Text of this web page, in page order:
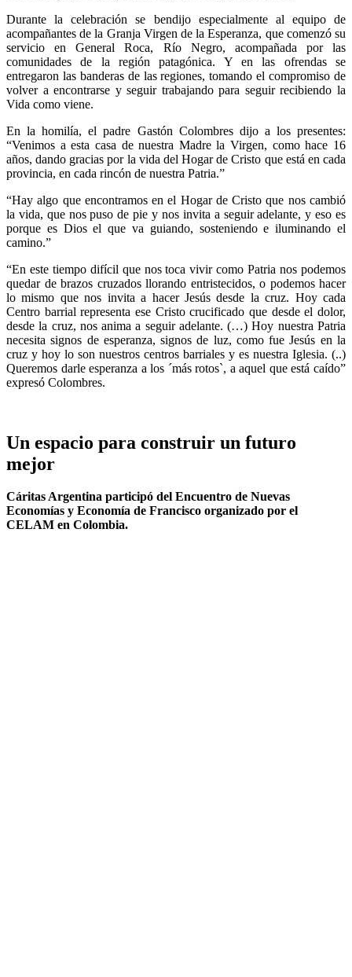
Durante la celebración se bendijo especialmente al equipo de
acompañantes de la Granja Virgen de la Esperanza, que comenzó su
servicio en General Roca, Río Negro, acompañada por las
comunidades de la región patagónica. Y en las ofrendas se
entregaron las banderas de las regiones, tomando el compromiso de
volver a encontrarse y seguir trabajando para seguir recibiendo la
Vida como viene.
En la homilía, el padre Gastón Colombres dijo a los presentes:
“Venimos a esta casa de nuestra Madre la Virgen, como hace 16
años, dando gracias por la vida del Hogar de Cristo que está en cada
provincia, en cada rincón de nuestra Patria.”
“Hay algo que encontramos en el Hogar de Cristo que nos cambió
la vida, que nos puso de pie y nos invita a seguir adelante, y eso es
porque es Dios el que va guiando, sosteniendo e iluminando el
camino.”
“En este tiempo difícil que nos toca vivir como Patria nos podemos
quedar de brazos cruzados llorando entristecidos, o podemos hacer
lo mismo que nos invita a hacer Jesús desde la cruz. Hoy cada
Centro barrial representa ese Cristo crucificado que desde el dolor,
desde la cruz, nos anima a seguir adelante. (…) Hoy nuestra Patria
necesita signos de esperanza, signos de luz, como fue Jesús en la
cruz y hoy lo son nuestros centros barriales y es nuestra Iglesia. (..)
Queremos darle esperanza a los ´más rotos`, a aquel que está caído”
expresó Colombres.
Un espacio para construir un futuro
mejor
Cáritas Argentina participó del Encuentro de Nuevas
Economías y Economía de Francisco organizado por el
CELAM en Colombia.